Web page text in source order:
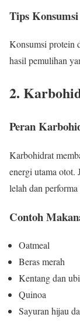
Tips Konsumsi
Konsumsi protein
hasil pemulihan
2.
Peran
Karbohidrat
energi utama otot.
lelah dan
Contoh
Oatmeal
Beras merah
Kentang dan ubi
Quinoa
Sayuran hijau